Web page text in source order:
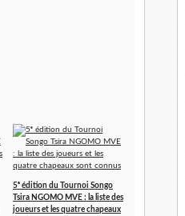
5ᵉ édition du Tournoi Songo
Tsira NGOMO MVE : la liste des
joueurs et les quatre chapeaux